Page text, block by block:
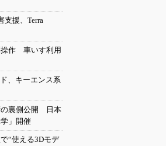
支援、Terra
操作 車いす利用
、キーエンス系
の裏側公開 日本
」開催
“使える3Dモデ